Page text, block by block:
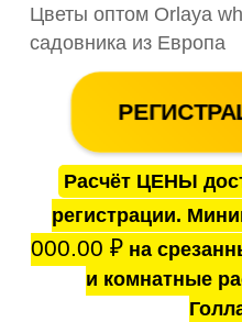
Цветы оптом Orlaya
садовника из Европа
Расчёт ЦЕНЫ
регистрации.
000.00 ₽на
и комнатные